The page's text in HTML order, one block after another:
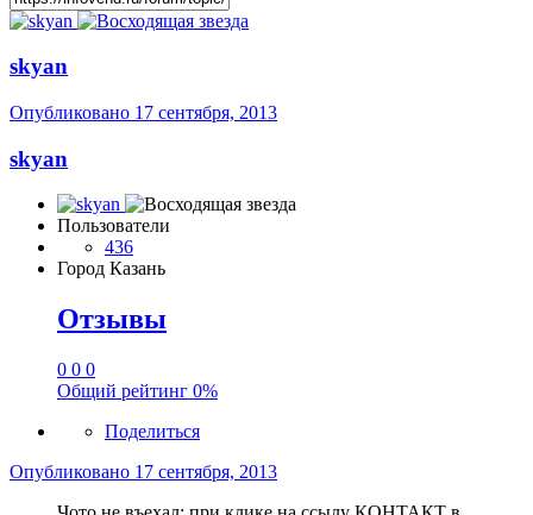
skyan
Опубликовано 17 сентября, 2013
skyan
Пользователи
436
Город Казань
Отзывы
0 0 0
Общий рейтинг 0%
Поделиться
Опубликовано 17 сентября, 2013